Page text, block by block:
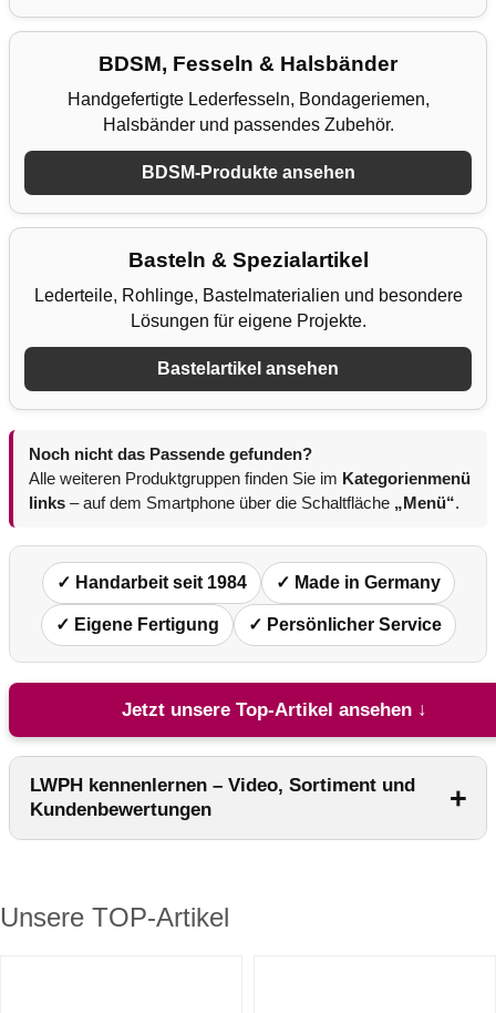
BDSM, Fesseln & Halsbänder
Handgefertigte Lederfesseln, Bondageriemen,
Halsbänder und passendes Zubehör.
BDSM-Produkte ansehen
Basteln & Spezialartikel
Lederteile, Rohlinge, Bastelmaterialien und besondere
Lösungen für eigene Projekte.
Bastelartikel ansehen
Noch nicht das Passende gefunden?
Alle weiteren Produktgruppen finden Sie im Kategorienmenü
links – auf dem Smartphone über die Schaltfläche „Menü“.
✓ Handarbeit seit 1984 ✓ Made in Germany
✓ Eigene Fertigung ✓ Persönlicher Service
Jetzt unsere Top-Artikel ansehen ↓
LWPH kennenlernen – Video, Sortiment und
Kundenbewertungen
Unsere TOP-Artikel